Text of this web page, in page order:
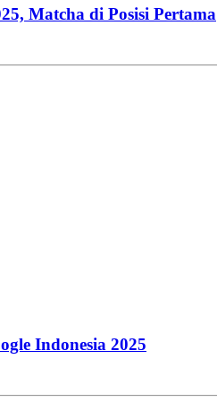
Matcha di Posisi Pertama
Indonesia 2025